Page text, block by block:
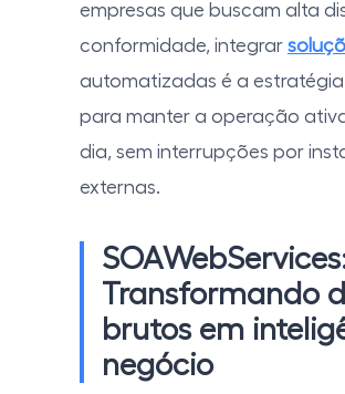
empresas que buscam alta
conformidade, integrar
automatizadas é a estratégia
para manter a operação
dia, sem interrupções por
externas.
Transformando
brutos em
negócio